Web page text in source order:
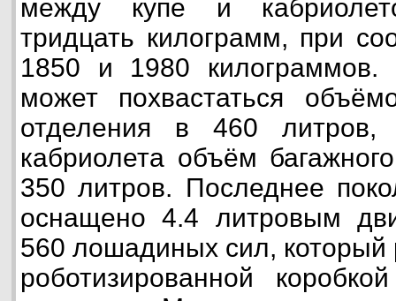
между купе и
тридцать килограмм, при
1850 и 1980
может похвастаться
отделения в 460
кабриолета объём
350 литров. Последнее
оснащено 4.4 литровым
560 лошадиных сил, который
роботизированной